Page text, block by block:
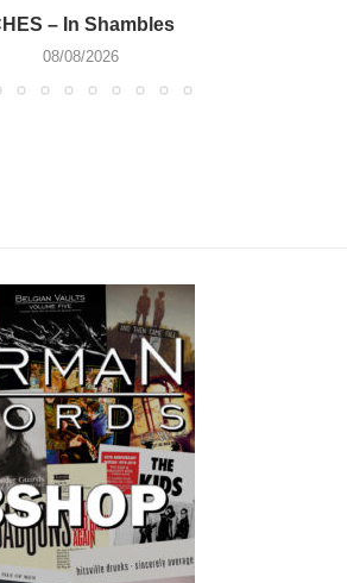
– In Shambles
08/08/2026